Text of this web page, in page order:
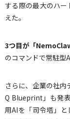
する際の最大のハ
えた。
3つ目が「
のコマンドで常駐型
さらに、企業の社
Q Blueprint」も発
用AIを「司令塔」